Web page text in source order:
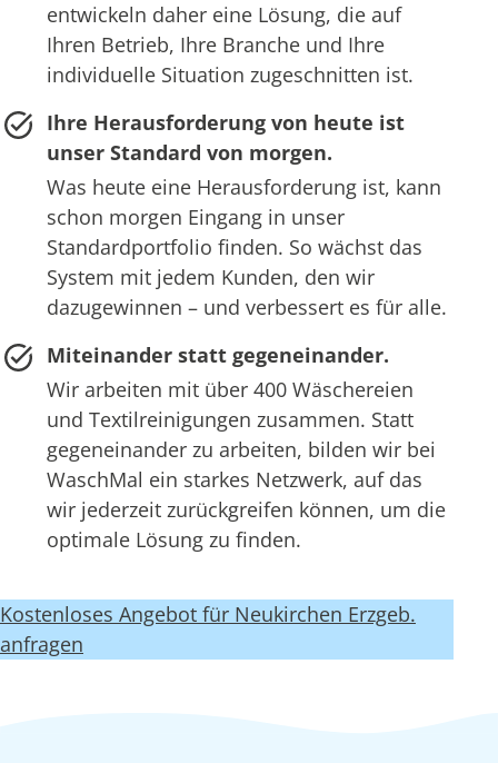
entwickeln daher eine Lösung, die auf
Ihren Betrieb, Ihre Branche und Ihre
individuelle Situation zugeschnitten ist.
Ihre Herausforderung von heute ist
unser Standard von morgen.
Was heute eine Herausforderung ist, kann
schon morgen Eingang in unser
Standardportfolio finden. So wächst das
System mit jedem Kunden, den wir
dazugewinnen – und verbessert es für alle.
Miteinander statt gegeneinander.
Wir arbeiten mit über 400 Wäschereien
und Textilreinigungen zusammen. Statt
gegeneinander zu arbeiten, bilden wir bei
WaschMal ein starkes Netzwerk, auf das
wir jederzeit zurückgreifen können, um die
optimale Lösung zu finden.
Kostenloses Angebot für Neukirchen Erzgeb.
anfragen